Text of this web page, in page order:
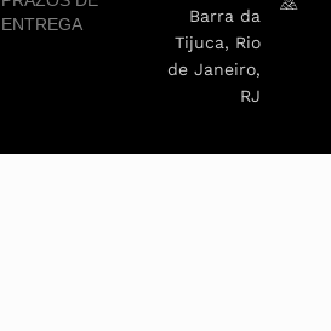
ENTREGA
Barra da
Tijuca, Rio
de Janeiro,
RJ